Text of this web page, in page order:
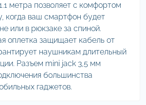
метра позволяет с комфортом
когда ваш смартфон будет
или в рюкзаке за спиной.
оплетка защищает кабель от
наушникам длительный
Разъем mini jack 3,5 мм
большинства
гаджетов.